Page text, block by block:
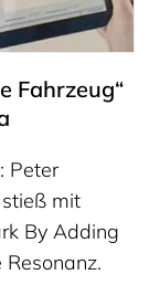
Fahrzeug“
Peter
mit
By Adding